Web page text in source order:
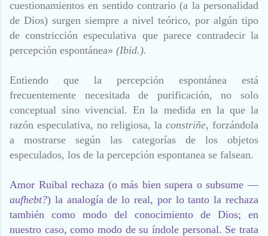
cuestionamientos en sentido contrario (a la personalidad
de Dios) surgen siempre a nivel teórico, por algún tipo
de constricción especulativa que parece contradecir la
percepción espontánea» (Ibid.).
Entiendo que la percepción espontánea está
frecuentemente necesitada de purificación, no solo
conceptual sino vivencial. En la medida en la que la
razón especulativa, no religiosa, laconstriñe,forzándola
a mostrarse según las categorías de los objetos
especulados, los de la percepción espontanea se falsean.
Amor Ruibal rechaza (o más bien supera o subsume —
aufhebt?) la analogía de lo real, por lo tanto la rechaza
también como modo del conocimiento de Dios; en
nuestro caso, como modo de su índole personal. Se trata